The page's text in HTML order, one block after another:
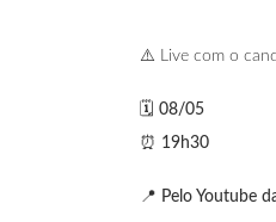
⚠️ Live com o
🗓️ 08/05
⏰ 19h30
📍 Pelo Youtube